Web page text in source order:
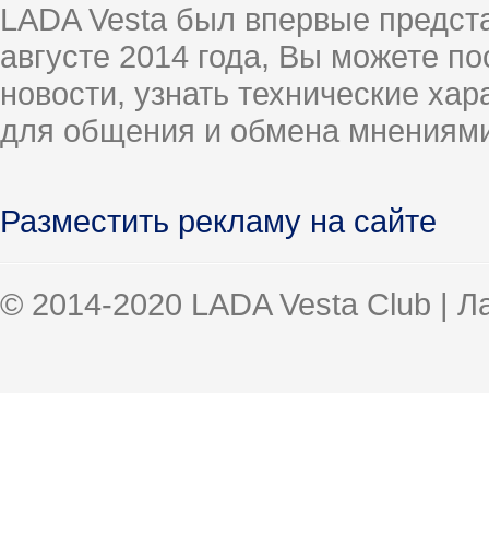
LADA Vesta был впервые
августе 2014 года, Вы можете
новости, узнать технические
для общения и обмена
Разместить рекламу на сайте
© 2014-2020 LADA Vesta Club |